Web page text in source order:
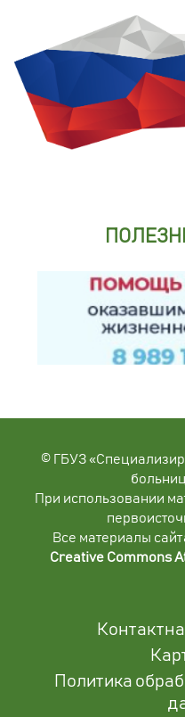
© ГБУЗ
При использовании
Все материалы
Creative Commons
Политика